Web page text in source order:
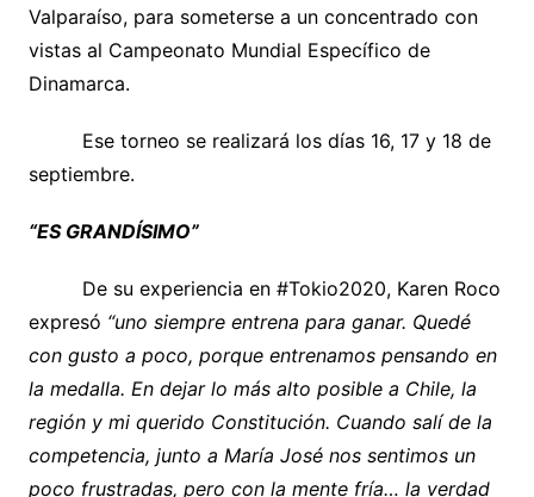
Valparaíso, para someterse a un concentrado con
vistas al Campeonato Mundial Específico de
Dinamarca.
Ese torneo se realizará los días 16, 17 y 18 de
septiembre.
“ES GRANDÍSIMO”
De su experiencia en #Tokio2020, Karen Roco
expresó “uno siempre entrena para ganar. Quedé
con gusto a poco, porque entrenamos pensando en
la medalla. En dejar lo más alto posible a Chile, la
región y mi querido Constitución. Cuando salí de la
competencia, junto a María José nos sentimos un
poco frustradas, pero con la mente fría… la verdad